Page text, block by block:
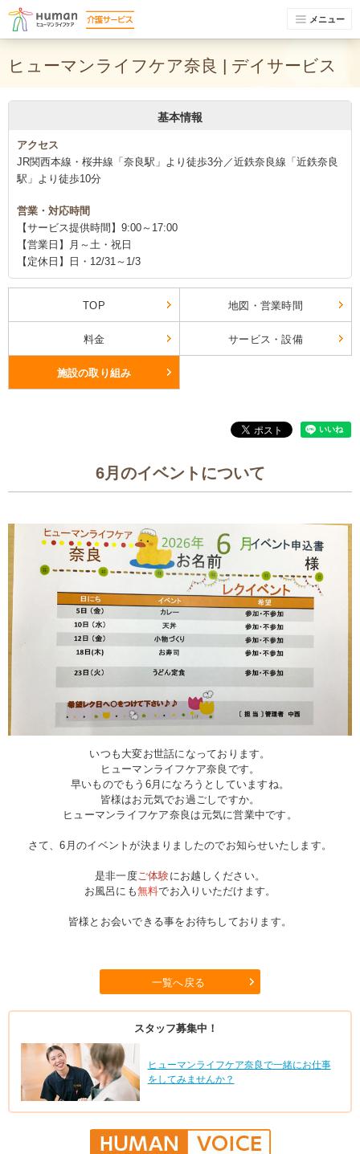
メニュー
ヒューマンライフケア奈良 | デイサービス
基本情報
アクセス
JR関西本線・桜井線「奈良駅」より徒歩3分／近鉄奈良線「近鉄奈良
駅」より徒歩10分
営業・対応時間
【サービス提供時間】9:00～17:00
【営業日】月～土・祝日
【定休日】日・12/31～1/3
TOP 地図・営業時間
料金 サービス・設備
施設の取り組み
6月のイベントについて
いつも大変お世話になっております。
ヒューマンライフケア奈良です。
早いものでもう6月になろうとしていますね。
皆様はお元気でお過ごしですか。
ヒューマンライフケア奈良は元気に営業中です。
さて、6月のイベントが決まりましたのでお知らせいたします。
是非一度ご体験にお越しください。
お風呂にも無料でお入りいただけます。
皆様とお会いできる事をお待ちしております。
一覧へ戻る
スタッフ募集中！
ヒューマンライフケア奈良で一緒にお仕事
をしてみませんか？